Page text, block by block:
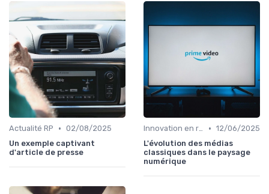
Actualité RP • 02/08/2025
Un exemple captivant
d'article de presse
Innovation en relation presse • 12/06/2025
L'évolution des médias
classiques dans le paysage
numérique